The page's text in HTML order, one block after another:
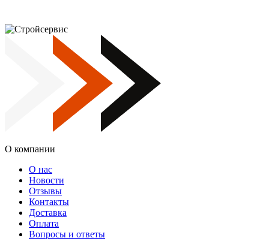
О компании
О нас
Новости
Отзывы
Контакты
Доставка
Оплата
Вопросы и ответы